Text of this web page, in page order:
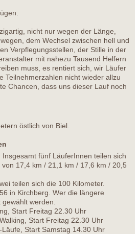
nicht nur wegen der Länge,
dem Wechsel zwischen hell und
Verpflegungsstellen, der Stille in der
mit nahezu Tausend Helfern
muss, es rentiert sich, wir Läufer
Teilnehmerzahlen nicht wieder allzu
Chancen, dass uns dieser Lauf noch
östlich von Biel.
fünf LäuferInnen teilen sich
17,4 km / 21,1 km / 17,6 km / 20,5
teilen sich die 100 Kilometer.
in Kirchberg. Wer die längere
werden.
Start Freitag 22.30 Uhr
Start Freitag 22.30 Uhr
Start Samstag 14.30 Uhr